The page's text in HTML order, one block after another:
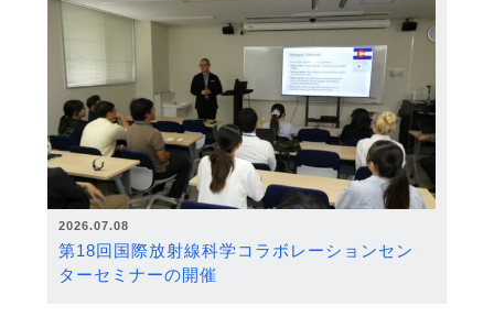
2026.07.08
第18回国際放射線科学コラボレーションセン
ターセミナーの開催